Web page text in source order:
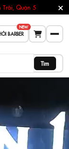
Trãi, Quận 5
BARBER
NEW
Tìm